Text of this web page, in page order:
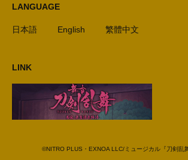
LANGUAGE
日本語 English 繁體中文
LINK
©NITRO PLUS・EXNOA LLC/ミュージカル『刀剣乱